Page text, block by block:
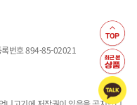
번호 894-85-02021